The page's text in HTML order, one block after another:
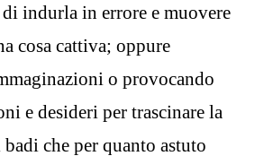
indurla in errore e muovere
cosa cattiva; oppure
o provocando
e desideri per trascinare la
che per quanto astuto